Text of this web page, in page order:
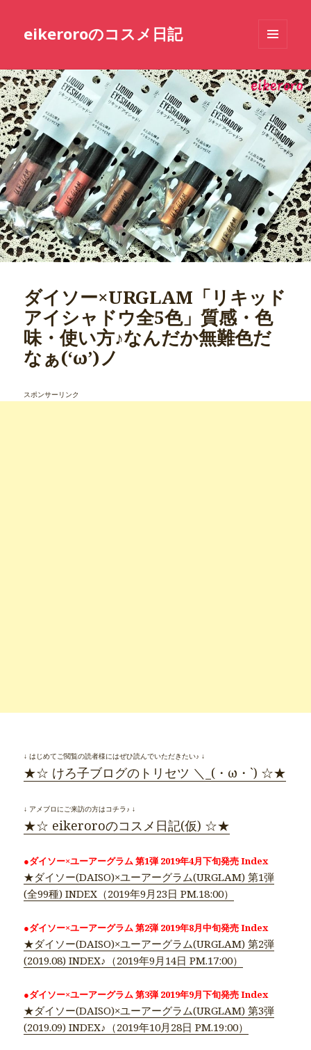
eikeroroのコスメ日記
ーとウ
ィジェ
ット
ダイソー×URGLAM「リキッド
アイシャドウ全5色」質感・色
味・使い方♪なんだか無難色だ
なぁ(‘ω’)ノ
スポンサーリンク
↓ はじめてご閲覧の読者様にはぜひ読んでいただきたい♪ ↓
★☆ けろ子ブログのトリセツ ＼_(・ω・`) ☆★
↓ アメブロにご来訪の方はコチラ♪ ↓
★☆ eikeroroのコスメ日記(仮) ☆★
●ダイソー×ユーアーグラム 第1弾 2019年4月下旬発売 Index
★ダイソー(DAISO)×ユーアーグラム(URGLAM) 第1弾
(全99種) INDEX（2019年9月23日 PM.18:00）
●ダイソー×ユーアーグラム 第2弾 2019年8月中旬発売 Index
★ダイソー(DAISO)×ユーアーグラム(URGLAM) 第2弾
(2019.08) INDEX♪（2019年9月14日 PM.17:00）
●ダイソー×ユーアーグラム 第3弾 2019年9月下旬発売 Index
★ダイソー(DAISO)×ユーアーグラム(URGLAM) 第3弾
(2019.09) INDEX♪（2019年10月28日 PM.19:00）